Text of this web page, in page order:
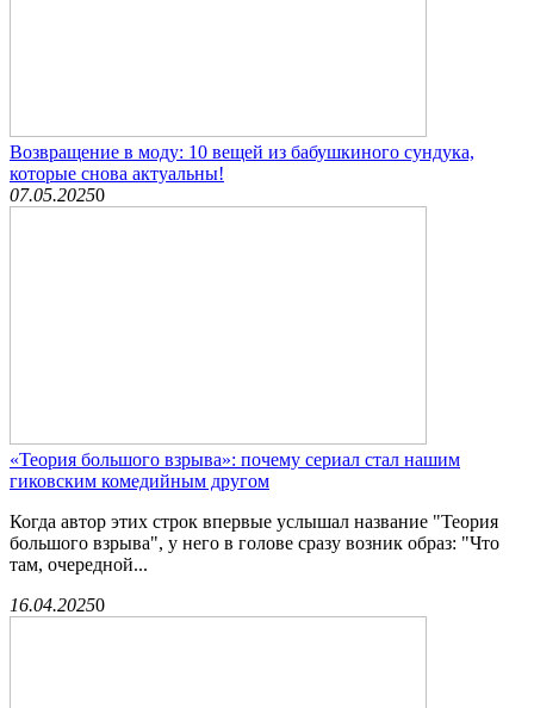
Возвращение в моду: 10 вещей из бабушкиного сундука,
которые снова актуальны!
07.05.20250
«Теория большого взрыва»: почему сериал стал нашим
гиковским комедийным другом
Когда автор этих строк впервые услышал название "Теория
большого взрыва", у него в голове сразу возник образ: "Что
там, очередной...
16.04.20250